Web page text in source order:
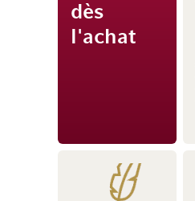
dès
l'achat